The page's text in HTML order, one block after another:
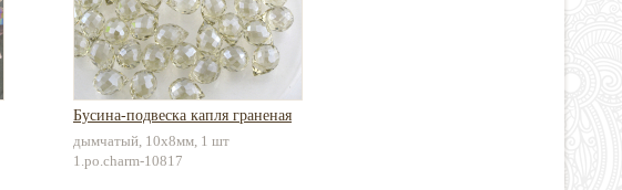
Бусина-подвеска капля граненая
дымчатый, 10х8мм, 1 шт
1.po.charm-10817